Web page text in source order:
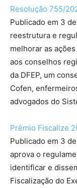
Resolução 755/
Publicado em 3
reestrutura e
melhorar as
aos conselhos
da DFEP, um
Cofen,
advogados do
Prêmio Fiscalize
Publicado em 3
aprova o
identificar e
Fiscalização do